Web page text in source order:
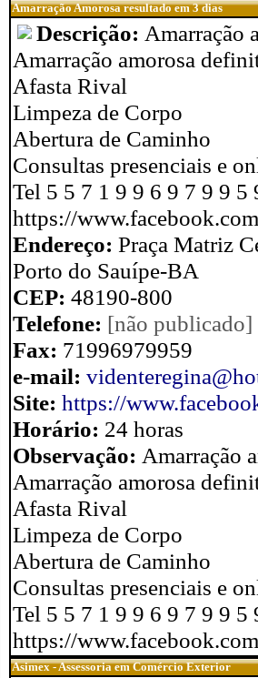
Amarração Amorosa resultado em 3 dias
Descrição: Amarração
Amarração amorosa
Afasta Rival
Limpeza de Corpo
Abertura de Caminho
Consultas presenciais e
Tel 5 5 7 1 9 9 6 9 7 9 9
https://
Endereço: Praça Matriz
Porto do Sauípe-BA
CEP: 48190-800
Telefone: [não publicado]
Fax: 71996979959
e-mail:
Site: https://
Horário: 24 horas
Observação: Amarração
Amarração amorosa
Afasta Rival
Limpeza de Corpo
Abertura de Caminho
Consultas presenciais e
Tel 5 5 7 1 9 9 6 9 7 9 9
https://
Asimex - Assessoria em Comércio Exterior